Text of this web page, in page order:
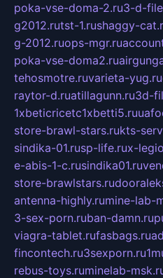
poka-vse-doma-2.ru3-d-
g2012.rutst-1.rushaggy-
g-2012.ruops-mgr.ru
poka-vse-doma2.ru
tehosmotre.ruvarieta-yug.ru
raytor-d.ruatillagunn.ru3d-
1xbeticricetc1xbetti5.ru
store-brawl-stars.rukts-
sindika-01.rusp-life.rux-
e-abis-1-c.rusindika01.ru
store-brawlstars.ru
antenna-highly.rumine-lab-
3-sex-porn.ruban-damn.ru
viagra-tablet.rufasbags.ru
fincontech.ru3sexporn.ru
rebus-toys.ruminelab-